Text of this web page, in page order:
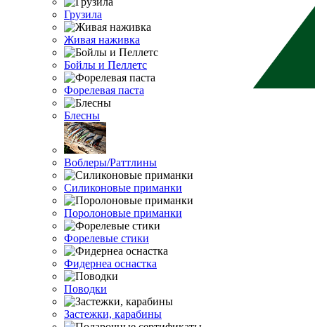
Грузила
Живая наживка
Бойлы и Пеллетс
Форелевая паста
Блесны
Воблеры/Раттлины
Силиконовые приманки
Поролоновые приманки
Форелевые стики
Фидернеа оснастка
Поводки
Застежки, карабины